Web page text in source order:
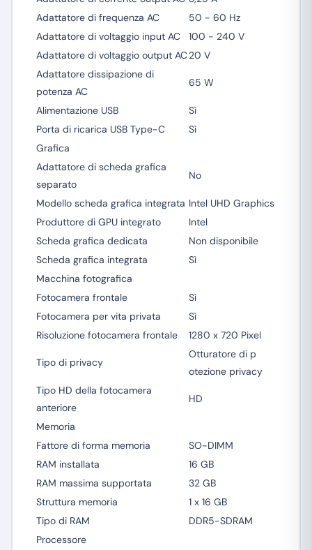
Adattatore di frequenza AC
50 - 60 Hz
Adattatore di voltaggio input AC
100 - 240 V
Adattatore di voltaggio output AC20 V
Adattatore dissipazione di
potenza AC
65 W
Alimentazione USB
Sì
Porta di ricarica USB Type-C
Sì
Grafica
Adattatore di scheda grafica
separato
No
Modello scheda grafica integrata Intel UHD Graphics
Produttore di GPU integrato
Intel
Scheda grafica dedicata
Non disponibile
Scheda grafica integrata
Sì
Macchina fotografica
Fotocamera frontale
Sì
Fotocamera per vita privata
Sì
Risoluzione fotocamera frontale
1280 x 720 Pixel
Tipo di privacy
Otturatore di p
otezione privacy
Tipo HD della fotocamera
anteriore
HD
Memoria
Fattore di forma memoria
SO-DIMM
RAM installata
16 GB
RAM massima supportata
32 GB
Struttura memoria
1 x 16 GB
Tipo di RAM
DDR5-SDRAM
Processore